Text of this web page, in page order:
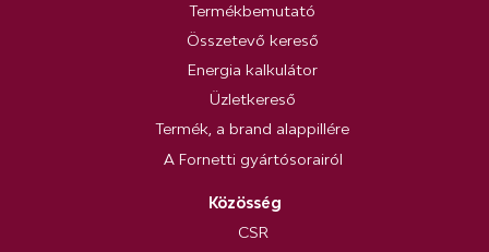
Termékbemutató
Összetevő kereső
Energia kalkulátor
Üzletkereső
Termék, a brand alappillére
A Fornetti gyártósorairól
Közösség
CSR